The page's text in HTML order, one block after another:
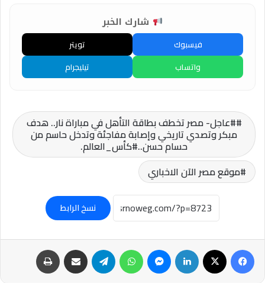
شارك الخبر
فيسبوك
تويتر
واتساب
تيليجرام
#عاجل- مصر تخطف بطاقة التأهل في مباراة نار.. هدف
مبكر وتصدي تاريخي وإصابة مفاجئة وتدخل حاسم من
حسام حسن..#كأس_العالم.
موقع مصر الآن الاخباري
نسخ الرابط
فيسبوك لينكدإن ماسنجر واتساب تيلقرام مشاركة عبر البريد